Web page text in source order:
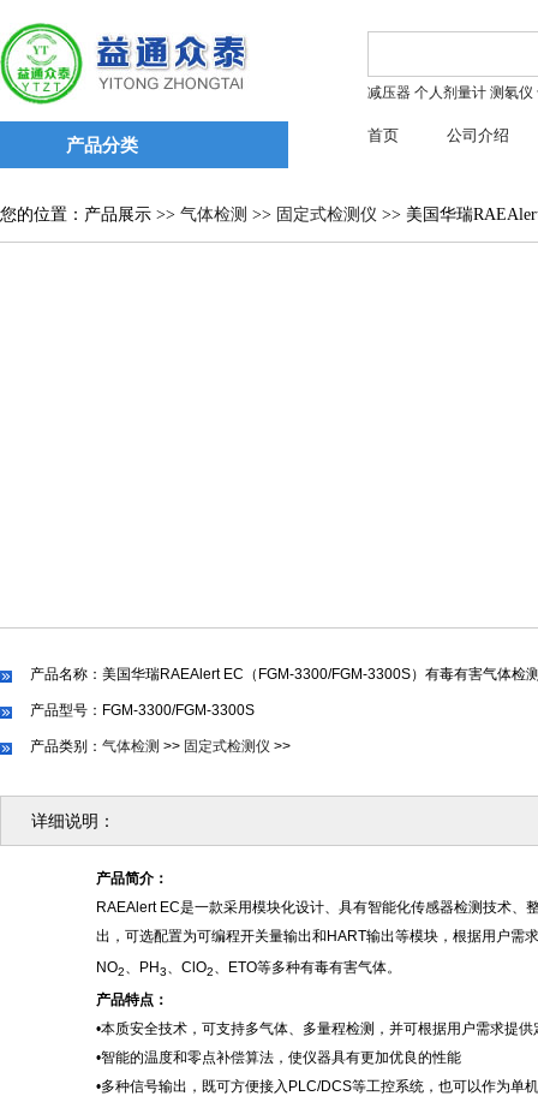
产品分类
减压器 个人剂量计 测氡仪
首页 公司介绍
您的位置：产品展示 >> 气体检测 >> 固定式检测仪 >> 美国华瑞
产品名称：美国华瑞RAEAlert EC（FGM-3300/FGM-3300S）有毒有害气体检
产品型号：FGM-3300/FGM-3300S
产品类别： 气体检测 >> 固定式检测仪 >>
详细说明：
产品简介：
RAEAlert EC是一款采用模块化设计、具有智能化传感器检测技术
出，可选配置为可编程开关量输出和HART输出等模块，根据用户需
NO2、 PH3、 ClO2、
ETO等多种有毒有害气体。
产品特点 ：
•本质安全技术，可支持多气体、多量程检测，并可根据用户需求提
•智能的温度和零点补偿算法，使仪器具有更加优良的性能
•多种信号输出，既可方便接入PLC/DCS等工控系统，也可以作为单